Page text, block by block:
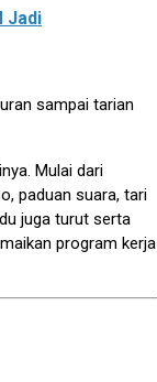
Jadi
sampai tarian
Mulai dari
paduan suara, tari
juga turut serta
program kerja